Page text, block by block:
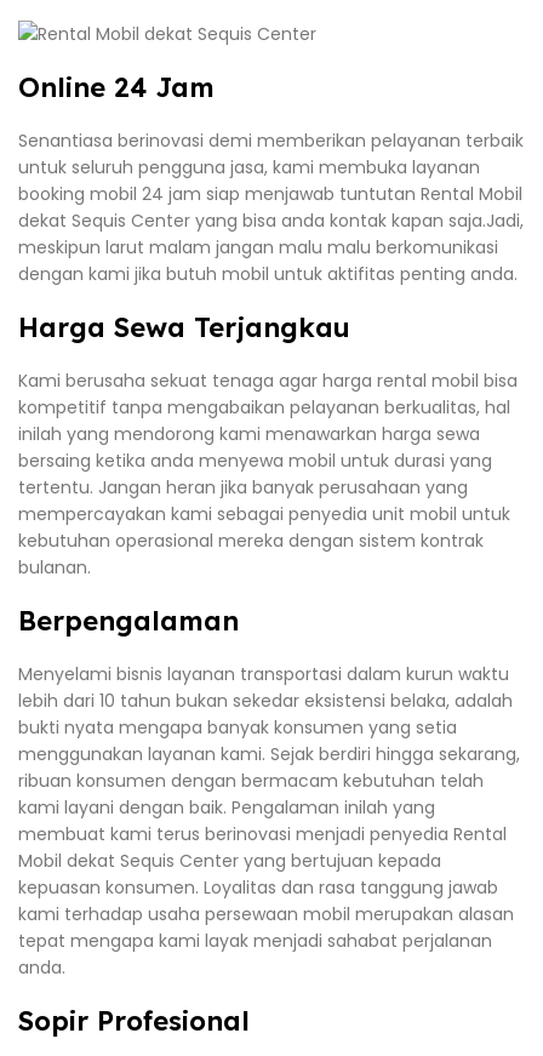
Online 24 Jam
Senantiasa berinovasi demi memberikan pelayanan terbaik
untuk seluruh pengguna jasa, kami membuka layanan
booking mobil 24 jam siap menjawab tuntutan Rental Mobil
dekat Sequis Center yang bisa anda kontak kapan saja.Jadi,
meskipun larut malam jangan malu malu berkomunikasi
dengan kami jika butuh mobil untuk aktifitas penting anda.
Harga Sewa Terjangkau
Kami berusaha sekuat tenaga agar harga rental mobil bisa
kompetitif tanpa mengabaikan pelayanan berkualitas, hal
inilah yang mendorong kami menawarkan harga sewa
bersaing ketika anda menyewa mobil untuk durasi yang
tertentu. Jangan heran jika banyak perusahaan yang
mempercayakan kami sebagai penyedia unit mobil untuk
kebutuhan operasional mereka dengan sistem kontrak
bulanan.
Berpengalaman
Menyelami bisnis layanan transportasi dalam kurun waktu
lebih dari 10 tahun bukan sekedar eksistensi belaka, adalah
bukti nyata mengapa banyak konsumen yang setia
menggunakan layanan kami. Sejak berdiri hingga sekarang,
ribuan konsumen dengan bermacam kebutuhan telah
kami layani dengan baik. Pengalaman inilah yang
membuat kami terus berinovasi menjadi penyedia Rental
Mobil dekat Sequis Center yang bertujuan kepada
kepuasan konsumen. Loyalitas dan rasa tanggung jawab
kami terhadap usaha persewaan mobil merupakan alasan
tepat mengapa kami layak menjadi sahabat perjalanan
anda.
Sopir Profesional